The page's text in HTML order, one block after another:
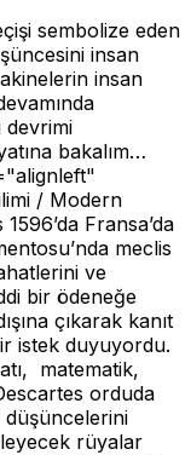
sembolize eden
insan
insan
devrimi
bakalım…
/ Modern
Fransa’da
meclis
ve
bir ödeneğe
çıkarak kanıt
istek duyuyordu.
matematik,
orduda
düşüncelerini
rüyalar